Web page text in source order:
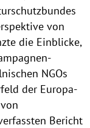
von
die Einblicke,
NGOs
der Europa-
Bericht